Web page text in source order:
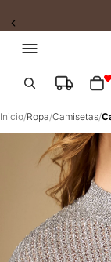
Slide 2 of 2
Inicio/Ropa/Camisetas/